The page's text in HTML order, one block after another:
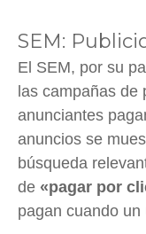
SEM:
El SEM, por su
las campañas de
anunciantes
anuncios se
búsqueda
de «pagar por
pagan cuando